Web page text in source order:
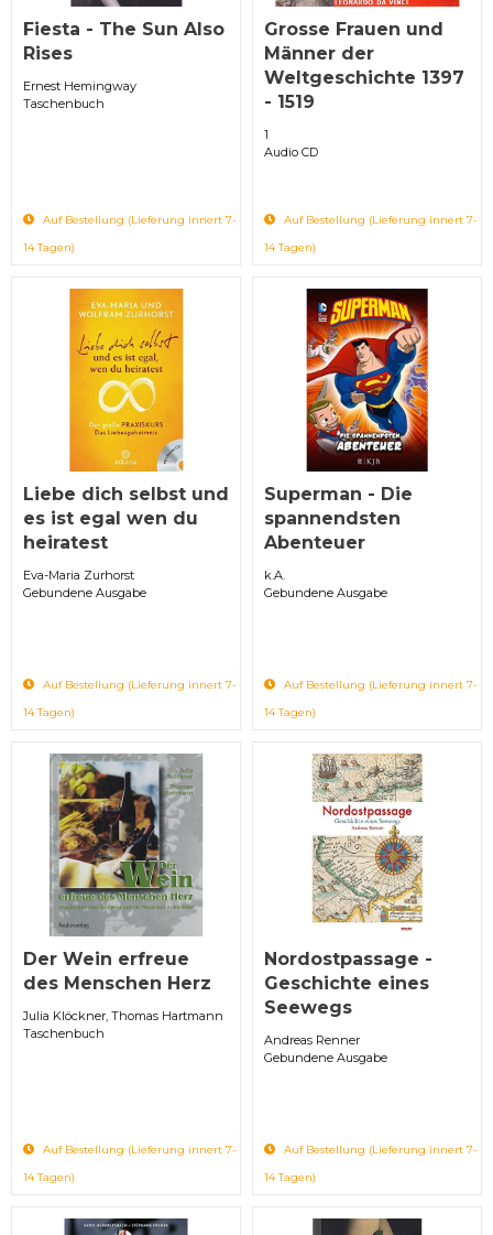
Fiesta - The Sun Also
Rises
Ernest Hemingway
Taschenbuch
Auf Bestellung (Lieferung innert 7-
14 Tagen)
Grosse Frauen und
Männer der
Weltgeschichte 1397
- 1519
1
Audio CD
Auf Bestellung (Lieferung innert 7-
14 Tagen)
Liebe dich selbst und
es ist egal wen du
heiratest
Eva-Maria Zurhorst
Gebundene Ausgabe
Auf Bestellung (Lieferung innert 7-
14 Tagen)
Superman - Die
spannendsten
Abenteuer
k.A.
Gebundene Ausgabe
Auf Bestellung (Lieferung innert 7-
14 Tagen)
Der Wein erfreue
des Menschen Herz
Julia Klöckner, Thomas Hartmann
Taschenbuch
Auf Bestellung (Lieferung innert 7-
14 Tagen)
Nordostpassage -
Geschichte eines
Seewegs
Andreas Renner
Gebundene Ausgabe
Auf Bestellung (Lieferung innert 7-
14 Tagen)